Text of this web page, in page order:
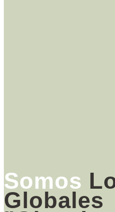
Somos
Globales